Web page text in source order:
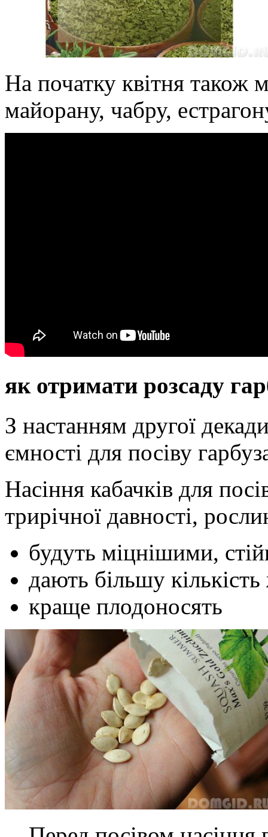
На початку квітня також
майорану, чабру,
як отримати розсаду
З настанням другої
ємності для посіву
Насіння кабачків для
трирічної давності,
будуть міцнішими,
дають більшу кількість
краще плодоносять